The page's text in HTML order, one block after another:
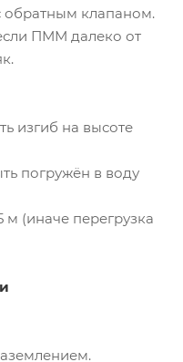
обратным клапаном.
ПММ далеко от
изгиб на высоте
погружён в воду
(иначе перегрузка